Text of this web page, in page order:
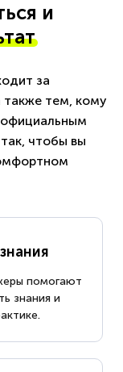
и
за
также тем, кому
чтобы вы
помогают
знания и